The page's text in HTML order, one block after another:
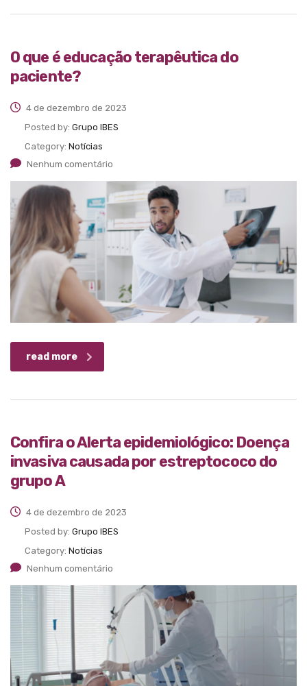
O que é educação terapêutica do
paciente?
4 de dezembro de 2023
Posted by: Grupo IBES
Category: Notícias
Nenhum comentário
read more
Confira o Alerta epidemiológico: Doença
invasiva causada por estreptococo do
grupo A
4 de dezembro de 2023
Posted by: Grupo IBES
Category: Notícias
Nenhum comentário